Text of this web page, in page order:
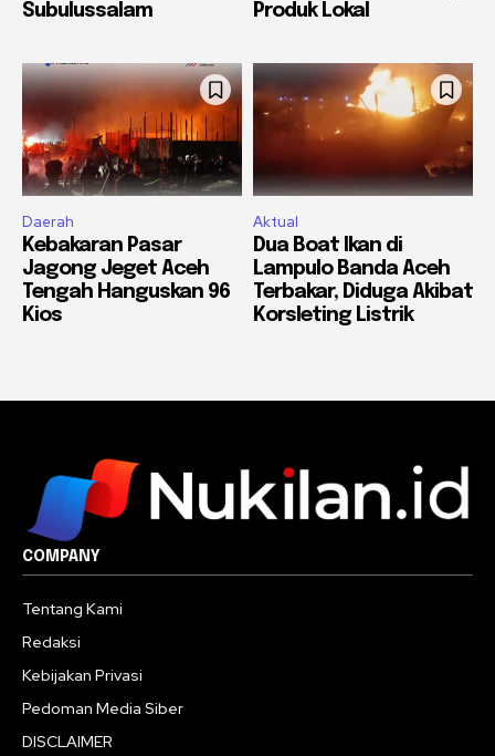
Subulussalam
Produk Lokal
Daerah
Kebakaran Pasar
Jagong Jeget Aceh
Tengah Hanguskan 96
Kios
Aktual
Dua Boat Ikan di
Lampulo Banda Aceh
Terbakar, Diduga Akibat
Korsleting Listrik
COMPANY
Tentang Kami
Redaksi
Kebijakan Privasi
Pedoman Media Siber
DISCLAIMER